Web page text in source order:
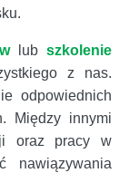
lubszkolenie
z nas.
odpowiednich
Między innymi
oraz pracy w
nawiązywania